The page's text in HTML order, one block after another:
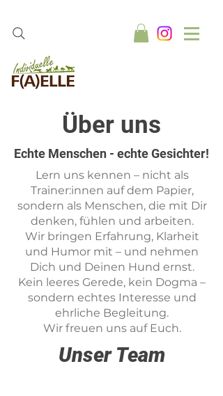
Über uns
Echte Menschen - echte Gesichter!
Lern uns kennen – nicht als
Trainer:innen auf dem Papier,
sondern als Menschen, die mit Dir
denken, fühlen und arbeiten.
Wir bringen Erfahrung, Klarheit
und Humor mit – und nehmen
Dich und Deinen Hund ernst.
Kein leeres Gerede, kein Dogma –
sondern echtes Interesse und
ehrliche Begleitung.
Wir freuen uns auf Euch.
Unser Team